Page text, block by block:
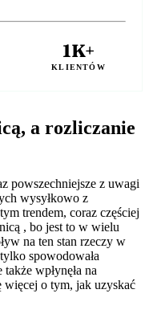
1K+
KLIENTÓW
a rozliczanie
powszechniejsze z uwagi
wysyłkowo z
trendem, coraz częściej
, bo jest to w wielu
na ten stan rzeczy w
spowodowała
wpłynęła na
więcej o tym, jak uzyskać